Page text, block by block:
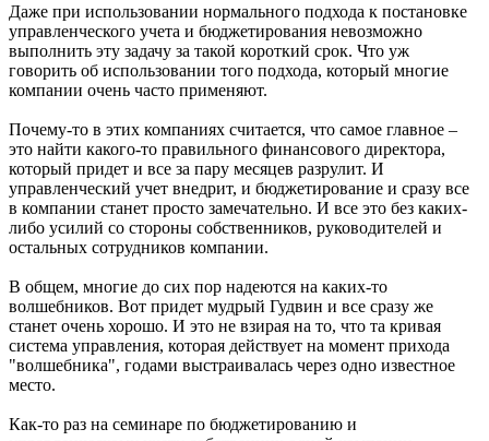
Даже при использовании нормального подхода к постановке
управленческого учета и бюджетирования невозможно
выполнить эту задачу за такой короткий срок. Что уж
говорить об использовании того подхода, который многие
компании очень часто применяют.
Почему-то в этих компаниях считается, что самое главное –
это найти какого-то правильного финансового директора,
который придет и все за пару месяцев разрулит. И
управленческий учет внедрит, и бюджетирование и сразу все
в компании станет просто замечательно. И все это без каких-
либо усилий со стороны собственников, руководителей и
остальных сотрудников компании.
В общем, многие до сих пор надеются на каких-то
волшебников. Вот придет мудрый Гудвин и все сразу же
станет очень хорошо. И это не взирая на то, что та кривая
система управления, которая действует на момент прихода
"волшебника", годами выстраивалась через одно известное
место.
Как-то раз на семинаре по бюджетированию и